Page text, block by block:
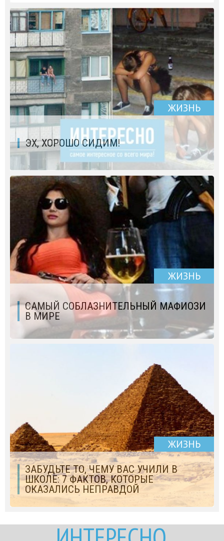
ЖИЗНЬ
ЭХ, ХОРОШО СИДИМ!
ЖИЗНЬ
САМЫЙ СОБЛАЗНИТЕЛЬНЫЙ МАФИОЗИ
В МИРЕ
ЖИЗНЬ
ЗАБУДЬТЕ ТО, ЧЕМУ ВАС УЧИЛИ В
ШКОЛЕ: 7 ФАКТОВ, КОТОРЫЕ
ОКАЗАЛИСЬ НЕПРАВДОЙ